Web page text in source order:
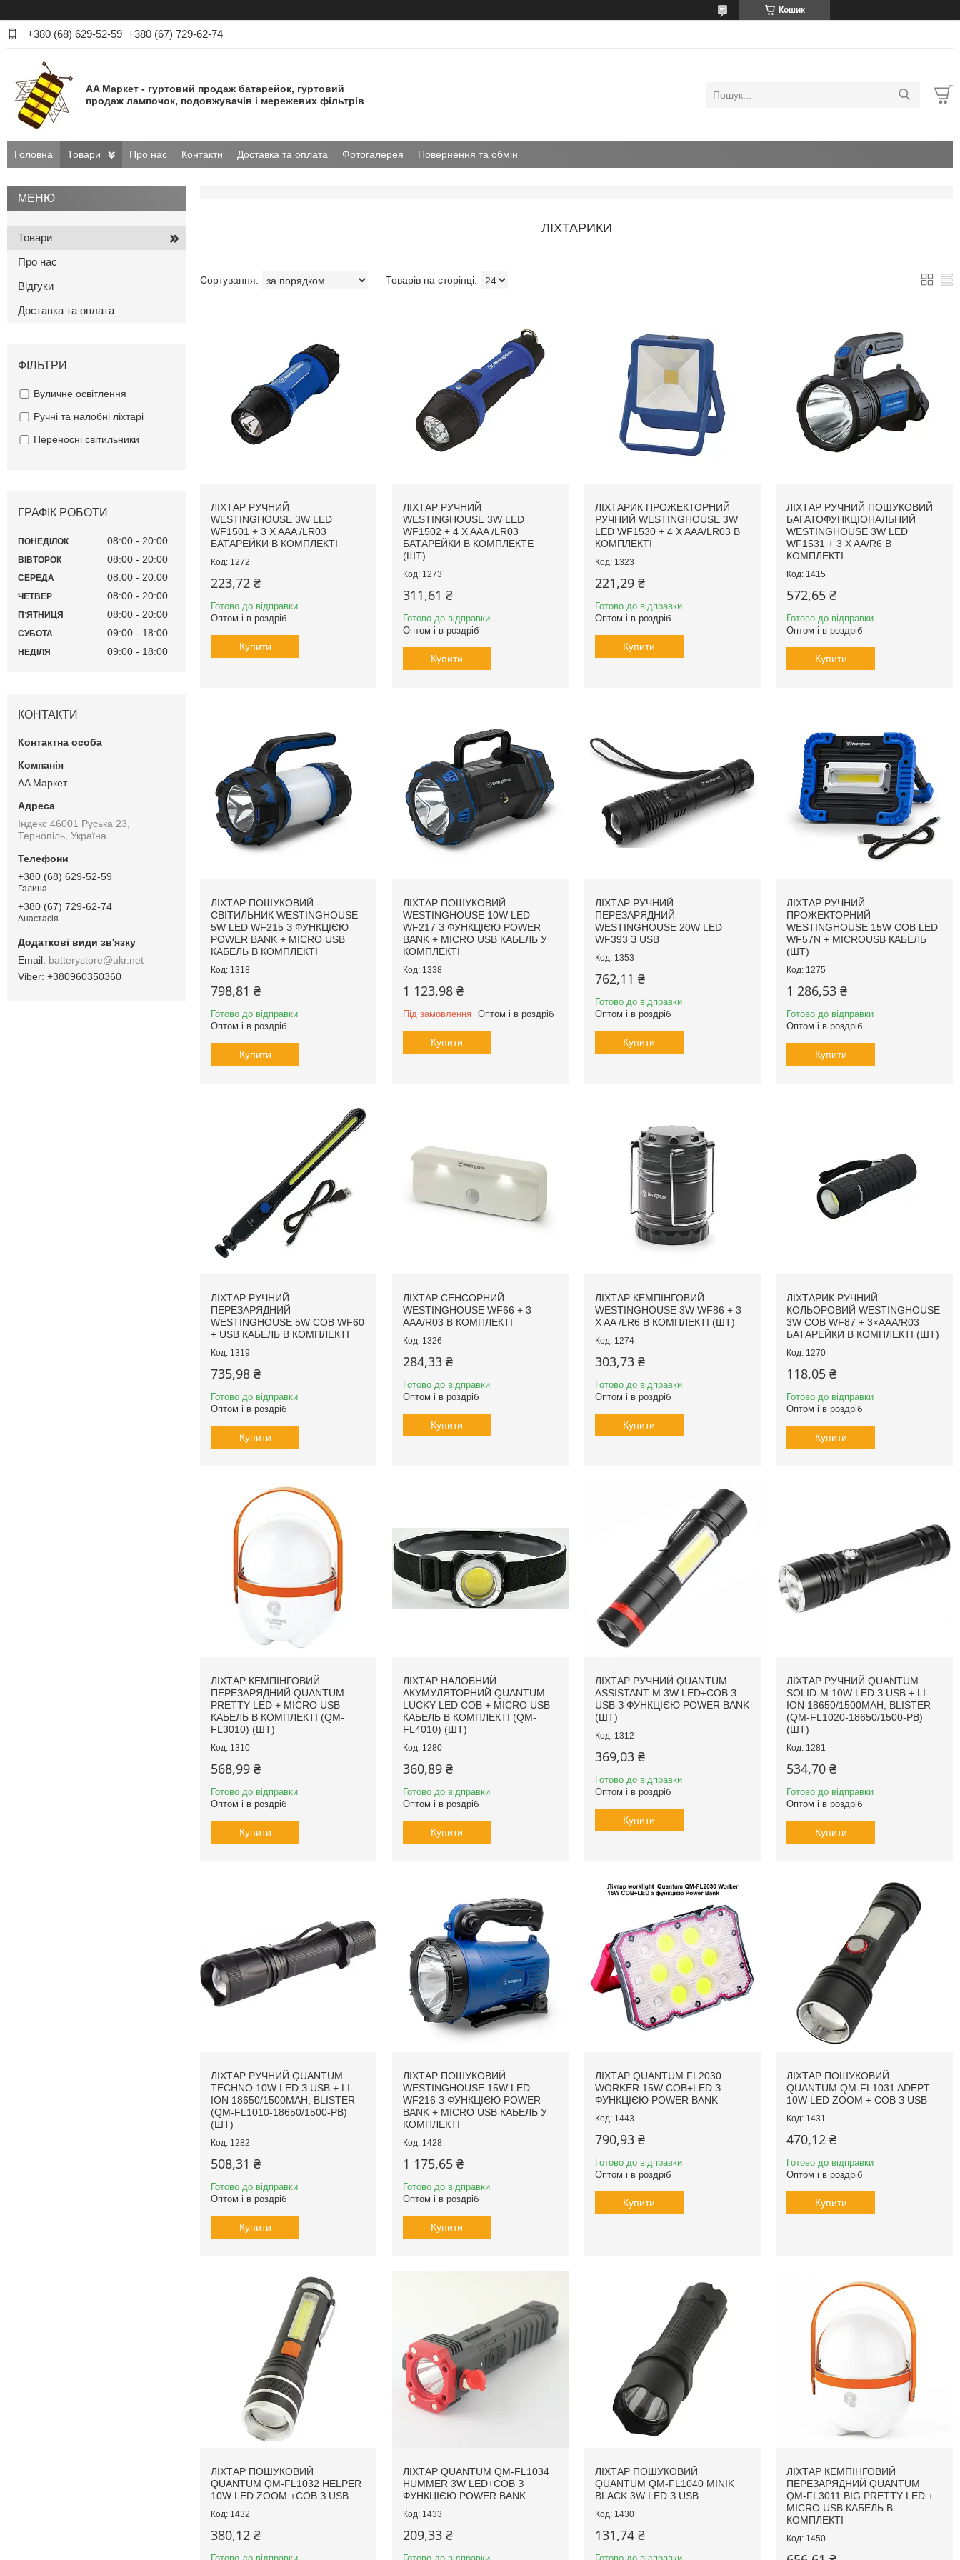
Кошик
+380 (68) 629-52-59 +380 (67) 729-62-74
AA Маркет - гуртовий продаж батарейок, гуртовий
продаж лампочок, подовжувачів і мережевих фільтрів
Головна Товари Про нас Контакти Доставка та оплата Фотогалерея Повернення та обмін
ЛІХТАРИКИ
ЛІХТАР РУЧНИЙ
WESTINGHOUSE 3W LED
WF1501 + 3 X AAA /LR03
БАТАРЕЙКИ В КОМПЛЕКТІ
1272
223,72 ₴
Готово до відправки
Оптом і в роздріб
Купити
ЛІХТАР РУЧНИЙ
WESTINGHOUSE 3W LED
WF1502 + 4 X AAA /LR03
БАТАРЕЙКИ В КОМПЛЕКТЕ
(ШТ)
1273
311,61 ₴
Готово до відправки
Оптом і в роздріб
Купити
ЛІХТАРИК ПРОЖЕКТОРНИЙ
РУЧНИЙ WESTINGHOUSE 3W
LED WF1530 + 4 X AAА/LR03 В
КОМПЛЕКТІ
1323
221,29 ₴
Готово до відправки
Оптом і в роздріб
Купити
ЛІХТАР РУЧНИЙ ПОШУКОВИЙ
БАГАТОФУНКЦІОНАЛЬНИЙ
WESTINGHOUSE 3W LED
WF1531 + 3 X AA/R6 В
КОМПЛЕКТІ
1415
572,65 ₴
Готово до відправки
Оптом і в роздріб
Купити
ЛІХТАР ПОШУКОВИЙ -
СВІТИЛЬНИК WESTINGHOUSE
5W LED WF215 З ФУНКЦІЄЮ
POWER BANK + МICRO USB
КАБЕЛЬ В КОМПЛЕКТІ
1318
798,81 ₴
Готово до відправки
Оптом і в роздріб
Купити
ЛІХТАР ПОШУКОВИЙ
WESTINGHOUSE 10W LED
WF217 З ФУНКЦІЄЮ POWER
BANK + MICRO USB КАБЕЛЬ У
КОМПЛЕКТІ
1338
1 123,98 ₴
Під замовлення Оптом і в роздріб
Купити
ЛІХТАР РУЧНИЙ
ПЕРЕЗАРЯДНИЙ
WESTINGHOUSE 20W LED
WF393 З USB
1353
762,11 ₴
Готово до відправки
Оптом і в роздріб
Купити
ЛІХТАР РУЧНИЙ
ПРОЖЕКТОРНИЙ
WESTINGHOUSE 15W COB LED
WF57N + MICROUSB КАБЕЛЬ
(ШТ)
1275
1 286,53 ₴
Готово до відправки
Оптом і в роздріб
Купити
ЛІХТАР РУЧНИЙ
ПЕРЕЗАРЯДНИЙ
WESTINGHOUSE 5W COB WF60
+ USB КАБЕЛЬ В КОМПЛЕКТІ
1319
735,98 ₴
Готово до відправки
Оптом і в роздріб
Купити
ЛІХТАР CЕНСОРНИЙ
WESTINGHOUSE WF66 + 3
AAA/R03 В КОМПЛЕКТІ
1326
284,33 ₴
Готово до відправки
Оптом і в роздріб
Купити
ЛІХТАР КЕМПІНГОВИЙ
WESTINGHOUSE 3W WF86 + 3
X AA /LR6 В КОМПЛЕКТІ (ШТ)
1274
303,73 ₴
Готово до відправки
Оптом і в роздріб
Купити
ЛІХТАРИК РУЧНИЙ
КОЛЬОРОВИЙ WESTINGHOUSE
3W COB WF87 + 3×AAA/R03
БАТАРЕЙКИ В КОМПЛЕКТІ (ШТ)
1270
118,05 ₴
Готово до відправки
Оптом і в роздріб
Купити
ЛІХТАР КЕМПІНГОВИЙ
ПЕРЕЗАРЯДНИЙ QUANTUM
PRETTY LED + МICRO USB
КАБЕЛЬ В КОМПЛЕКТІ (QM-
FL3010) (ШТ)
1310
568,99 ₴
Готово до відправки
Оптом і в роздріб
Купити
ЛІХТАР НАЛОБНИЙ
АКУМУЛЯТОРНИЙ QUANTUM
LUCKY LED COB + МICRO USB
КАБЕЛЬ В КОМПЛЕКТІ (QM-
FL4010) (ШТ)
1280
360,89 ₴
Готово до відправки
Оптом і в роздріб
Купити
ЛІХТАР РУЧНИЙ QUANTUM
ASSISTANT M 3W LED+COB З
USB З ФУНКЦІЄЮ POWER BANK
(ШТ)
1312
369,03 ₴
Готово до відправки
Оптом і в роздріб
Купити
ЛІХТАР РУЧНИЙ QUANTUM
SOLID-M 10W LED З USB + LI-
ION 18650/1500MAH, BLISTER
(QM-FL1020-18650/1500-PB)
(ШТ)
1281
534,70 ₴
Готово до відправки
Оптом і в роздріб
Купити
ЛІХТАР РУЧНИЙ QUANTUM
TECHNO 10W LED З USB + LI-
ION 18650/1500MAH, BLISTER
(QM-FL1010-18650/1500-PB)
(ШТ)
1282
508,31 ₴
Готово до відправки
Оптом і в роздріб
Купити
ЛІХТАР ПОШУКОВИЙ
WESTINGHOUSE 15W LED
WF216 З ФУНКЦІЄЮ POWER
BANK + MICRO USB КАБЕЛЬ У
КОМПЛЕКТІ
1428
1 175,65 ₴
Готово до відправки
Оптом і в роздріб
Купити
ЛІХТАР QUANTUM FL2030
WORKER 15W COB+LED З
ФУНКЦІЄЮ POWER BANK
1443
790,93 ₴
Готово до відправки
Оптом і в роздріб
Купити
ЛІХТАР ПОШУКОВИЙ
QUANTUM QM-FL1031 ADEPT
10W LED ZOOM + COB З USB
1431
470,12 ₴
Готово до відправки
Оптом і в роздріб
Купити
ЛІХТАР ПОШУКОВИЙ
QUANTUM QM-FL1032 HELPER
10W LED ZOOM +COB З USB
1432
380,12 ₴
ЛІХТАР QUANTUM QM-FL1034
HUMMER 3W LED+COB З
ФУНКЦІЄЮ POWER BANK
1433
209,33 ₴
ЛІХТАР ПОШУКОВИЙ
QUANTUM QM-FL1040 MINIK
BLACK 3W LED З USB
1430
131,74 ₴
ЛІХТАР КЕМПІНГОВИЙ
ПЕРЕЗАРЯДНИЙ QUANTUM
QM-FL3011 BIG PRETTY LED +
МICRO USB КАБЕЛЬ В
КОМПЛЕКТІ
1450
Товари
Про нас
Відгуки
Доставка та оплата
ФІЛЬТРИ
Вуличне освітлення
Ручні та налобні ліхтарі
Переносні світильники
ГРАФІК РОБОТИ
ПОНЕДІЛОК 08:00 20:00
ВІВТОРОК 08:00 20:00
СЕРЕДА 08:00 20:00
ЧЕТВЕР 08:00 20:00
ПʼЯТНИЦЯ 08:00 20:00
СУБОТА 09:00 18:00
НЕДІЛЯ 09:00 18:00
КОНТАКТИ
AA Маркет
Індекс 46001 Руська 23,
Тернопіль, Україна
+380 (68) 629-52-59
Галина
+380 (67) 729-62-74
Анастасія
batterystore@ukr.net
+380960350360